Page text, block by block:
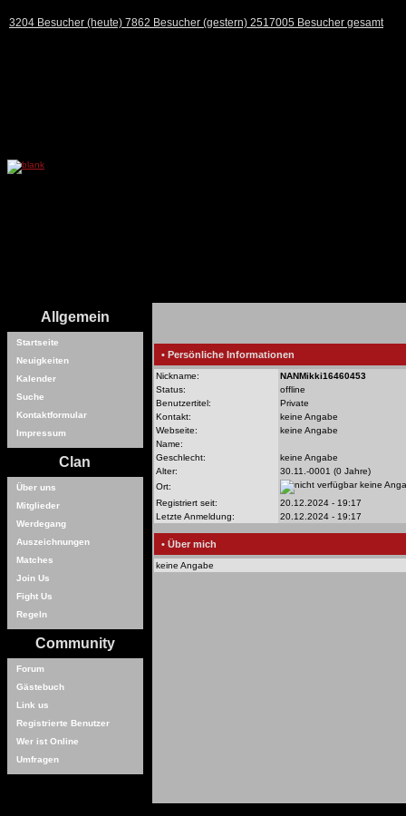
3204 Besucher (heute) 7862 Besucher (gestern) 2517005 Besucher gesamt
Allgemein
Startseite
Neuigkeiten
Kalender
Suche
Kontaktformular
Impressum
Clan
Über uns
Mitglieder
Werdegang
Auszeichnungen
Matches
Join Us
Fight Us
Regeln
Community
Forum
Gästebuch
Link us
Registrierte Benutzer
Wer ist Online
Umfragen
• Persönliche Informationen
Nickname:
NANMikki16460453
Status:
offline
Benutzertitel:
Private
Kontakt:
keine Angabe
Webseite:
keine Angabe
Name:
Geschlecht:
keine Angabe
Alter:
30.11.-0001 (0 Jahre)
Ort:
keine
Registriert seit:
20.12.2024 - 19:17
Letzte Anmeldung:
20.12.2024 - 19:17
• Über mich
keine Angabe